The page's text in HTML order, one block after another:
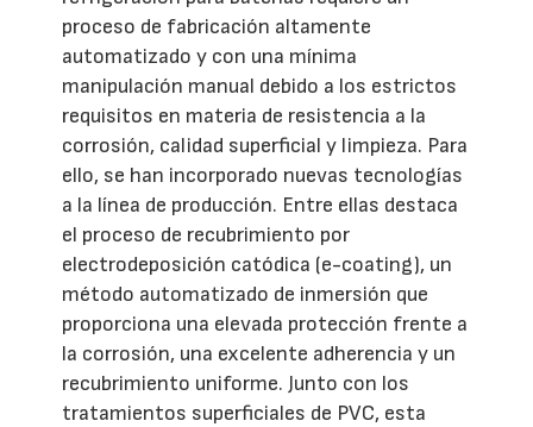
proceso de fabricación altamente
automatizado y con una mínima
manipulación manual debido a los estrictos
requisitos en materia de resistencia a la
corrosión, calidad superficial y limpieza. Para
ello, se han incorporado nuevas tecnologías
a la línea de producción. Entre ellas destaca
el proceso de recubrimiento por
electrodeposición catódica (e-coating), un
método automatizado de inmersión que
proporciona una elevada protección frente a
la corrosión, una excelente adherencia y un
recubrimiento uniforme. Junto con los
tratamientos superficiales de PVC, esta